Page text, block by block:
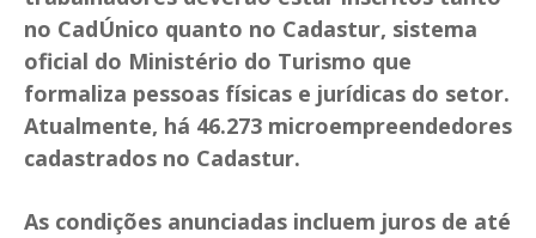
no CadÚnico quanto no Cadastur, sistema
oficial do Ministério do Turismo que
formaliza pessoas físicas e jurídicas do setor.
Atualmente, há 46.273 microempreendedores
cadastrados no Cadastur.
As condições anunciadas incluem juros de até